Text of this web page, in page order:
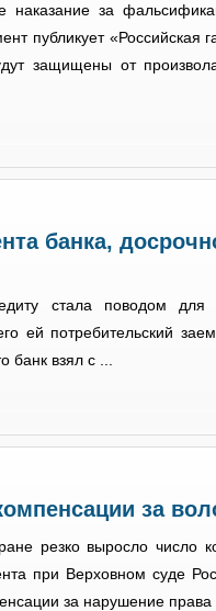
наказание за
публикует «Российская
защищены от
банка,
стала поводом для
ей потребительский
взял с ...
за
резко выросло число
при Верховном суде
за нарушение права